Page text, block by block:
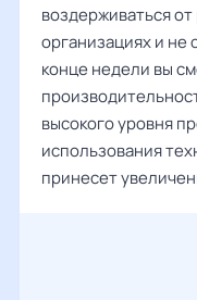
воздерживаться
организациях и не
конце недели вы
высокого уровня
использования
принесет